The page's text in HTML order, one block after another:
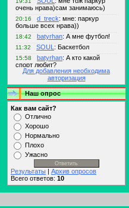
Для добавления необходима
авторизация
Наш опрос
Как вам сайт?
Отлично
Хорошо
Нормально
Плохо
Ужасно
Результаты | Архив опросов
Всего ответов: 10